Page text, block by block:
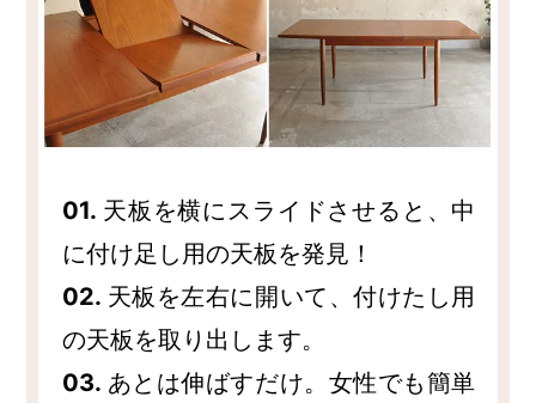
01. 天板を横にスライドさせると、中
に付け足し用の天板を発見！
02. 天板を左右に開いて、付けたし用
の天板を取り出します。
03. あとは伸ばすだけ。女性でも簡単